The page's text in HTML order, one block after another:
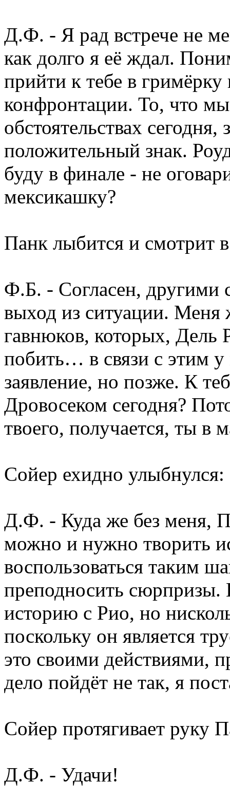
Д.Ф. - Я рад встрече не
как долго я её ждал.
прийти к тебе в
конфронтации. То, что
обстоятельствах
положительный знак.
буду в финале - не
мексикашку?
Панк лыбится и смотрит
Ф.Б. - Согласен, другими
выход из ситуации. Меня
гавнюков, которых, Дель
побить… в связи с этим
заявление, но позже. К
Дровосеком сегодня?
твоего, получается, ты в
Сойер ехидно улыбнулся:
Д.Ф. - Куда же без меня,
можно и нужно творить
воспользоваться таким
преподносить
историю с Рио, но
поскольку он является
это своими действиями,
дело пойдёт не так, я
Сойер протягивает руку
Д.Ф. - Удачи!